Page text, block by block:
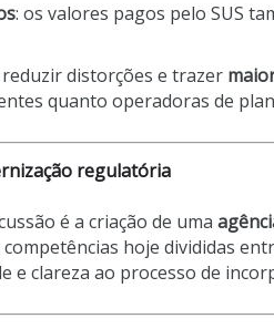
: os valores pagos pelo SUS
reduzir distorções e trazer
quanto operadoras de
regulatória
é a criação de uma
hoje divididas
e clareza ao processo de